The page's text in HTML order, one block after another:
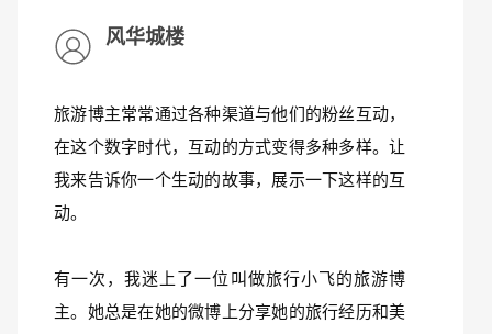
风华城楼
旅游博主常常通过各种渠道与他们的粉丝互动，
在这个数字时代，互动的方式变得多种多样。让
我来告诉你一个生动的故事，展示一下这样的互
动。
有一次，我迷上了一位叫做旅行小飞的旅游博
主。她总是在她的微博上分享她的旅行经历和美